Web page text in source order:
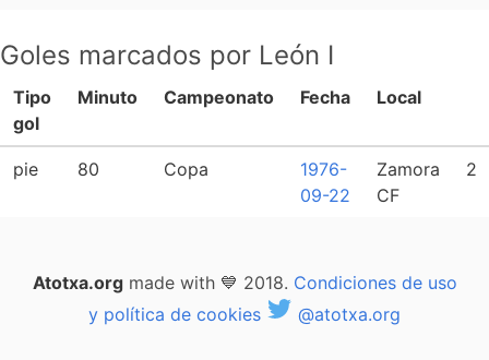
Goles marcados por León I
Tipo
gol
Minuto Campeonato Fecha Local
pie 80 Copa
1976-
09-22
Zamora
CF
2
Atotxa.orgmade with 💙 2018. Condiciones de uso
y política de cookies
@atotxa.org